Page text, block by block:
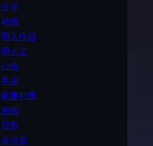
分享
动画
同人作品
同人文
心情
手游
新番扫雷
新闻
日影
未分类